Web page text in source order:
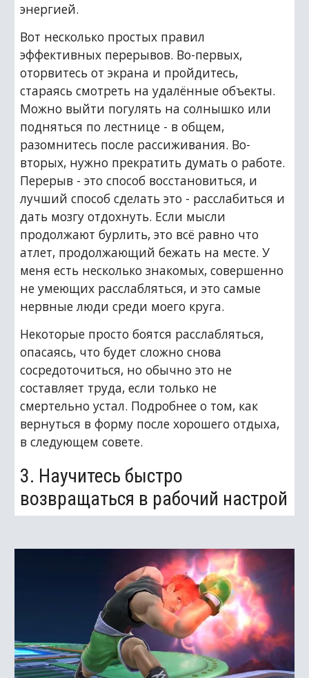
энергией.
Вот несколько простых правил
эффективных перерывов. Во-первых,
оторвитесь от экрана и пройдитесь,
стараясь смотреть на удалённые объекты.
Можно выйти погулять на солнышко или
подняться по лестнице - в общем,
разомнитесь после рассиживания. Во-
вторых, нужно прекратить думать о работе.
Перерыв - это способ восстановиться, и
лучший способ сделать это - расслабиться и
дать мозгу отдохнуть. Если мысли
продолжают бурлить, это всё равно что
атлет, продолжающий бежать на месте. У
меня есть несколько знакомых, совершенно
не умеющих расслабляться, и это самые
нервные люди среди моего круга.
Некоторые просто боятся расслабляться,
опасаясь, что будет сложно снова
сосредоточиться, но обычно это не
составляет труда, если только не
смертельно устал. Подробнее о том, как
вернуться в форму после хорошего отдыха,
в следующем совете.
3. Научитесь быстро
возвращаться в рабочий настрой